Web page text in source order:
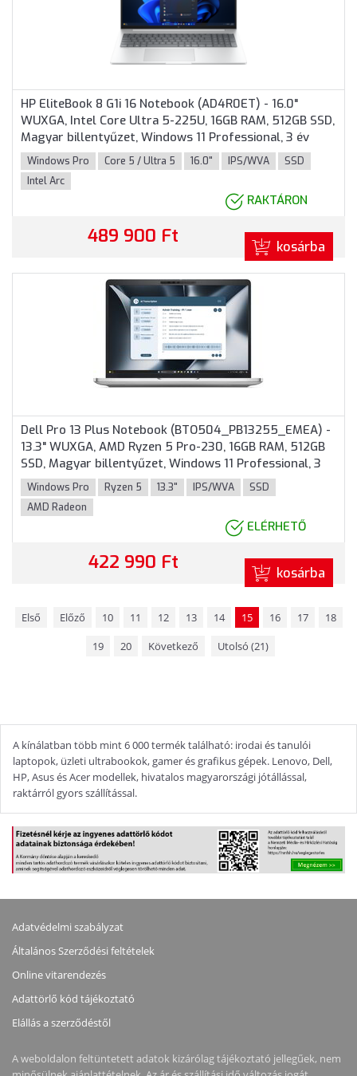
HP EliteBook 8 G1i 16 Notebook (AD4R0ET) - 16.0"
WUXGA, Intel Core Ultra 5-225U, 16GB RAM, 512GB SSD,
Magyar billentyűzet, Windows 11 Professional, 3 év
garancia, Ezüst színben
Windows Pro Core 5 / Ultra 5 16.0" IPS/WVA
SSD
Intel Arc
RAKTÁRON
489 900 Ft kosárba
Dell Pro 13 Plus Notebook (BTO504_PB13255_EMEA) -
13.3" WUXGA, AMD Ryzen 5 Pro-230, 16GB RAM, 512GB
SSD, Magyar billentyűzet, Windows 11 Professional, 3
év garancia, Ezüstszürke színben
Windows Pro Ryzen 5 13.3" IPS/WVA
SSD
AMD Radeon
ELÉRHETŐ
422 990 Ft kosárba
Első Előző 10 11 12 13 14 15 16 17
18
19
20 Következő Utolsó (21)
A kínálatban több mint 6 000 termék található: irodai és tanulói
laptopok, üzleti ultrabookok, gamer és grafikus gépek. Lenovo, Dell,
HP, Asus és Acer modellek, hivatalos magyarországi jótállással,
raktárról gyors szállítással.
Adatvédelmi szabályzat
Általános Szerződési feltételek
Online vitarendezés
Adattörlő kód tájékoztató
Elállás a szerződéstől
A weboldalon feltüntetett adatok kizárólag tájékoztató jellegűek, nem